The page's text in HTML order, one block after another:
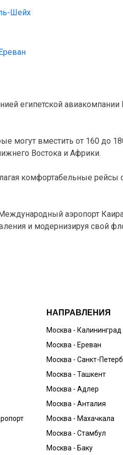
Шейх
египетской авиакомпании
могут вместить от 160 до
Востока и Африки.
комфортабельные рейсы
Международный аэропорт
и модернизируя свой
НАПРАВЛЕНИЯ
Москва - Калининград
Москва - Ереван
Москва - Санкт-
Москва - Ташкент
Москва - Адлер
Москва - Анталия
Москва - Махачкала
Москва - Стамбул
Москва - Баку